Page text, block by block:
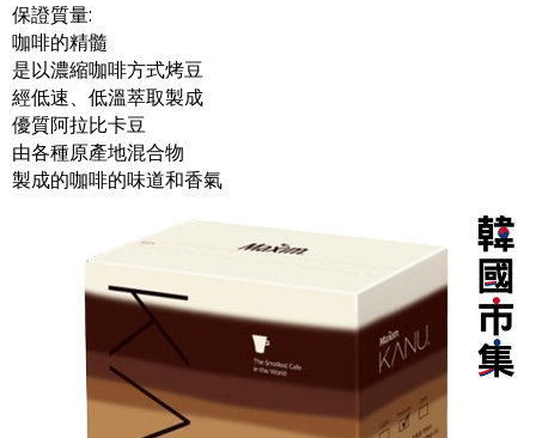
保證質量:
咖啡的精髓
是以濃縮咖啡方式烤豆
經低速、低溫萃取製成
優質阿拉比卡豆
由各種原產地混合物
製成的咖啡的味道和香氣